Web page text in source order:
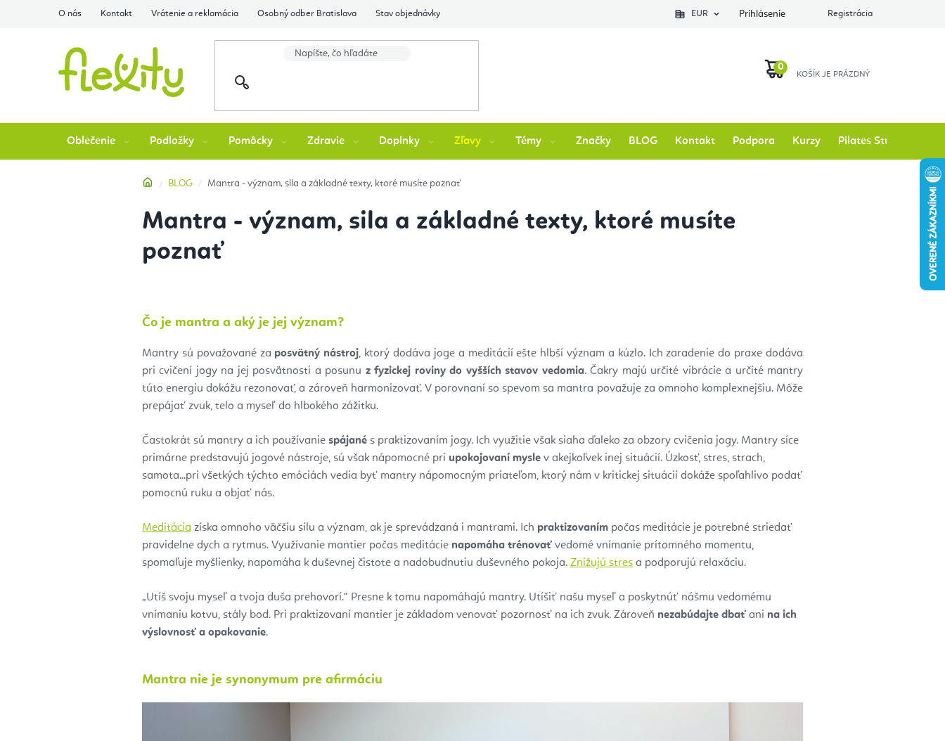
O nás Kontakt Vrátenie a reklamácia Osobný odber Bratislava Stav objednávky EUR Prihlásenie Registrácia
KOŠÍK
Oblečenie Podložky Pomôcky Zdravie Doplnky Zľavy Témy Značky BLOG Kontakt Podpora Kurzy Pilates Studio
Domov
BLOG Mantra - význam, sila a základné texty, ktoré musíte poznať
Mantra - význam, sila a základné texty, ktoré musíte
poznať
Čo je mantra a aký je jej význam?
Mantry sú považované za posvätný nástroj, ktorý dodáva joge a meditácií ešte hlbší význam a kúzlo. Ich zaradenie do praxe dodáva
pri cvičení jogy na jej posvätnosti a posunu z fyzickej roviny do vyšších stavov vedomia. Čakry majú určité vibrácie a určité mantry
túto energiu dokážu rezonovať, a zároveň harmonizovať. V porovnaní so spevom sa mantra považuje za omnoho komplexnejšiu. Môže
prepájať zvuk, telo a myseľ do hlbokého zážitku.
Častokrát sú mantry a ich používanie spájané s praktizovaním jogy. Ich využitie však siaha ďaleko za obzory cvičenia jogy. Mantry síce
primárne predstavujú jogové nástroje, sú však nápomocné pri upokojovaní mysle v akejkoľvek inej situácií. Úzkosť, stres, strach,
samota...pri všetkých týchto emóciách vedia byť mantry nápomocným priateľom, ktorý nám v kritickej situácií dokáže spoľahlivo podať
pomocnú ruku a objať nás.
Meditácia získa omnoho väčšiu silu a význam, ak je sprevádzaná i mantrami. Ich praktizovaním počas meditácie je potrebné striedať
pravidelne dych a rytmus. Využívanie mantier počas meditácie napomáha trénovať vedomé vnímanie prítomného momentu,
spomaľuje myšlienky, napomáha k duševnej čistote a nadobudnutiu duševného pokoja. Znižujú stres a podporujú relaxáciu.
„Utíš svoju myseľ a tvoja duša prehovorí.“ Presne k tomu napomáhajú mantry. Utíšiť našu myseľ a poskytnúť nášmu vedomému
vnímaniu kotvu, stály bod. Pri praktizovaní mantier je základom venovať pozornosť na ich zvuk. Zároveň nezabúdajte dbať ani na ich
výslovnosť a opakovanie.
Mantra nie je synonymum pre afirmáciu